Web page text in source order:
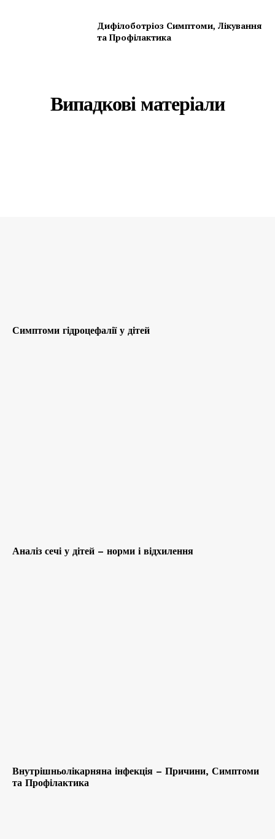
Дифілоботріоз Симптоми, Лікування
та Профілактика
Випадкові матеріали
Симптоми гідроцефалії у дітей
Аналіз сечі у дітей – норми і відхилення
Внутрішньолікарняна інфекція – Причини, Симптоми
та Профілактика